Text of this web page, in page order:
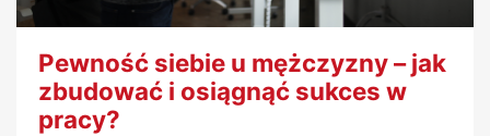
Pewność siebie u mężczyzny – jak
zbudować i osiągnąć sukces w
pracy?